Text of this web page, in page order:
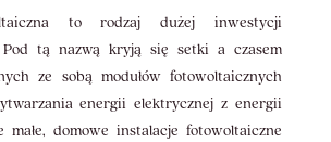
to rodzaj dużej inwestycji
Pod tą nazwą kryją się setki a czasem
ze sobą modułów fotowoltaicznych
energii elektrycznej z energii
małe, domowe instalacje fotowoltaiczne